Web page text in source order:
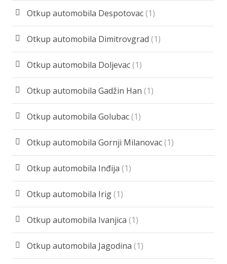
Otkup automobila Despotovac(1)
Otkup automobila Dimitrovgrad (1)
Otkup automobila Doljevac(1)
Otkup automobila Gadžin Han (1)
Otkup automobila Golubac(1)
Otkup automobila Gornji Milanovac(1)
Otkup automobila Inđija (1)
Otkup automobila Irig(1)
Otkup automobila Ivanjica (1)
Otkup automobila Jagodina (1)